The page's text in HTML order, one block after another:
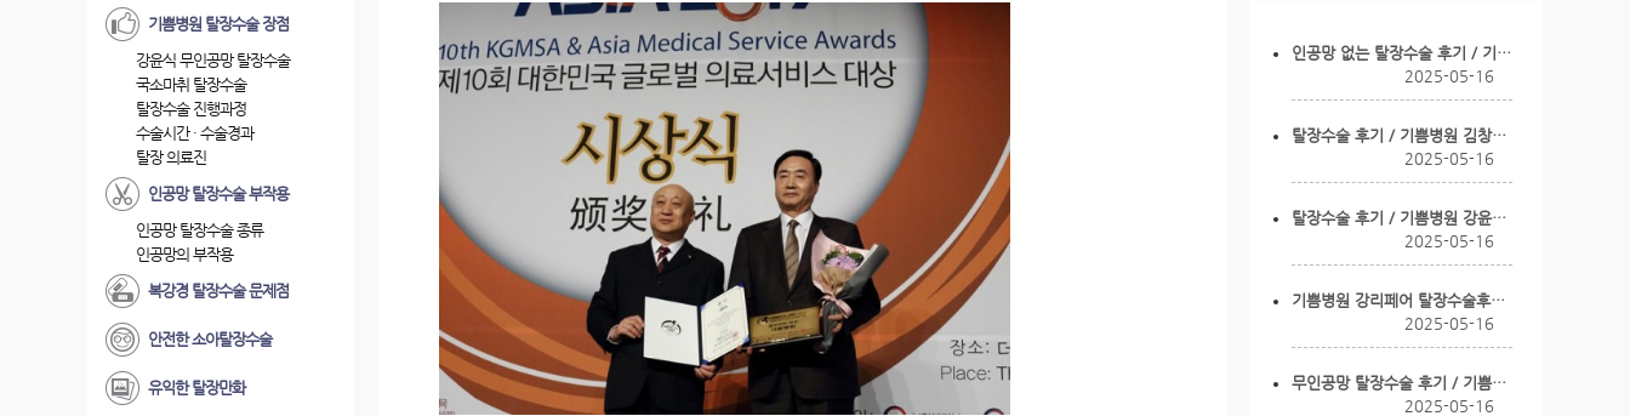
기쁨병원 탈장수술 장점
강윤식 무인공망 탈장수술
국소마취 탈장수술
탈장수술 진행과정
수술시간 · 수술경과
탈장 의료진
인공망 탈장수술 부작용
인공망 탈장수술 종류
인공망의 부작용
복강경 탈장수술 문제점
안전한 소아탈장수술
유익한 탈장만화
인공망 없는 탈장수술 후기 / 기쁨병원 강윤식 병원장님
2025-05-16
탈장수술 후기 / 기쁨병원 김창균 선생님
2025-05-16
탈장수술 후기 / 기쁨병원 강윤식 병원장님
2025-05-16
기쁨병원 강리페어 탈장수술후기 / 기쁨병원 하광일 선생…
2025-05-16
무인공망 탈장수술 후기 / 기쁨병원 강윤식 병원장님
2025-05-16